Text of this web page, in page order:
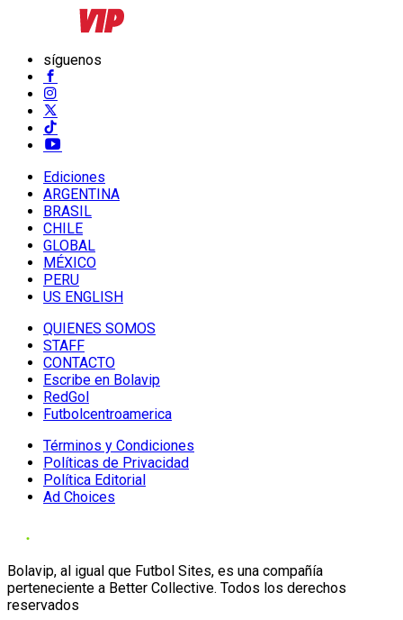
síguenos
Ediciones
ARGENTINA
BRASIL
CHILE
GLOBAL
MÉXICO
PERU
US ENGLISH
QUIENES SOMOS
STAFF
CONTACTO
Escribe en Bolavip
RedGol
Futbolcentroamerica
Términos y Condiciones
Políticas de Privacidad
Política Editorial
Ad Choices
Bolavip, al igual que Futbol Sites, es una compañía
perteneciente a Better Collective. Todos los derechos
reservados